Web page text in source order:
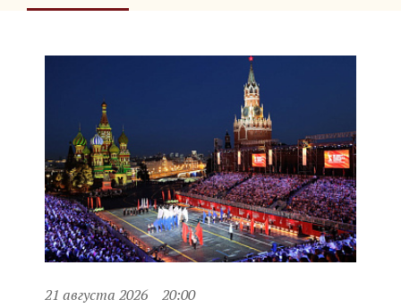
21 августа 2026 20:00